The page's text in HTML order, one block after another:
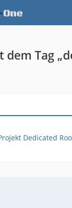
Tag
Dedicated